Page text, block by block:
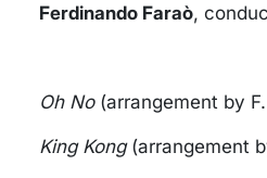
Ferdinando Faraò,
Oh No (arrangement by
King Kong(arrangement